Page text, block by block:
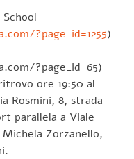
?page_id=1255)
?page_id=65)
ore 19:50 al
Rosmini, 8, strada
parallela a Viale
Zorzanello,